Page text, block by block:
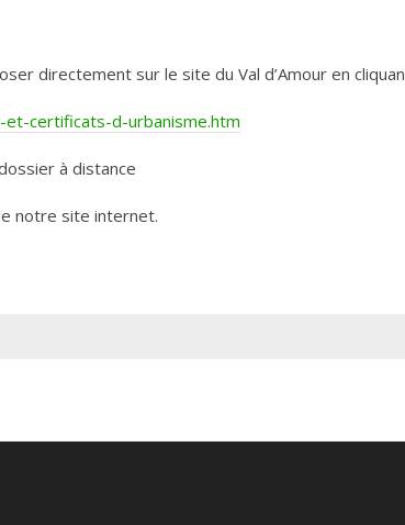
directement sur le site du Val d’Amour en
certificats-d-urbanisme.htm
à distance
notre site internet.